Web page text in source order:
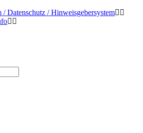
/ Datenschutz / Hinweisgebersystem